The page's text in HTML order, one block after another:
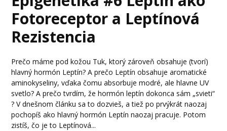
Fotoreceptor a Leptínová
Rezistencia
Prečo máme pod kožou Tuk, ktorý zároveň obsahuje (tvorí)
hlavný hormón Leptín? A prečo Leptín obsahuje aromatické
aminokyseliny, vďaka čomu absorbuje modré, ale hlavne UV
svetlo? A prečo tvrdím, že hormón leptín dokonca sám „svieti“
? V dnešnom článku sa to dozvieš, a tiež po prvýkrát naozaj
pochopíš ako hlavný hormón Leptín naozaj pracuje. Potom
zistíš, čo je to Leptínová...